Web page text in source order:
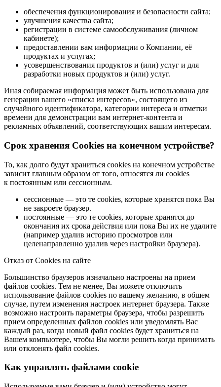
обеспечения функционирования и безопасности сайта;
улучшения качества сайта;
регистрации в системе самообслуживания (личном
кабинете);
предоставлении вам информации о Компании, её
продуктах и услугах;
усовершенствования продуктов и (или) услуг и для
разработки новых продуктов и (или) услуг.
Иная собираемая информация может быть использована для
генерации вашего «списка интересов», состоящего из
случайного идентификатора, категории интереса и отметки
времени для демонстрации вам интернет-контента и
рекламных объявлений, соответствующих вашим интересам.
Срок хранения Cookies на конечном устройстве?
То, как долго будут храниться cookies на конечном устройстве
зависит главным образом от того, относятся ли cookies
к постоянным или сессионным.
сессионные — это те cookies, которые хранятся пока Вы
не закроете браузер.
постоянные — это те cookies, которые хранятся до
окончания их срока действия или пока Вы их не удалите
(например удалив историю просмотров или
целенаправленно удалив через настройки браузера).
Отказ от Cookies на сайте
Большинство браузеров изначально настроены на прием
файлов сookies. Тем не менее, Вы можете отключить
использование файлов сookies по вашему желанию, в общем
случае, путем изменения настроек интернет браузера. Также
возможно настроить параметры браузера, чтобы разрешить
прием определенных файлов сookies или уведомлять Вас
каждый раз, когда новый файл сookies будет храниться на
Вашем компьютере, чтобы Вы могли решить когда принимать
или отклонять файл сookies.
Как управлять файлами cookie